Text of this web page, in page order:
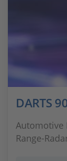
DARTS
Automotive
Range-